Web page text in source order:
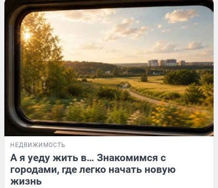
НЕДВИЖИМОСТЬ
А я уеду жить в… Знакомимся с
городами, где легко начать новую
жизнь